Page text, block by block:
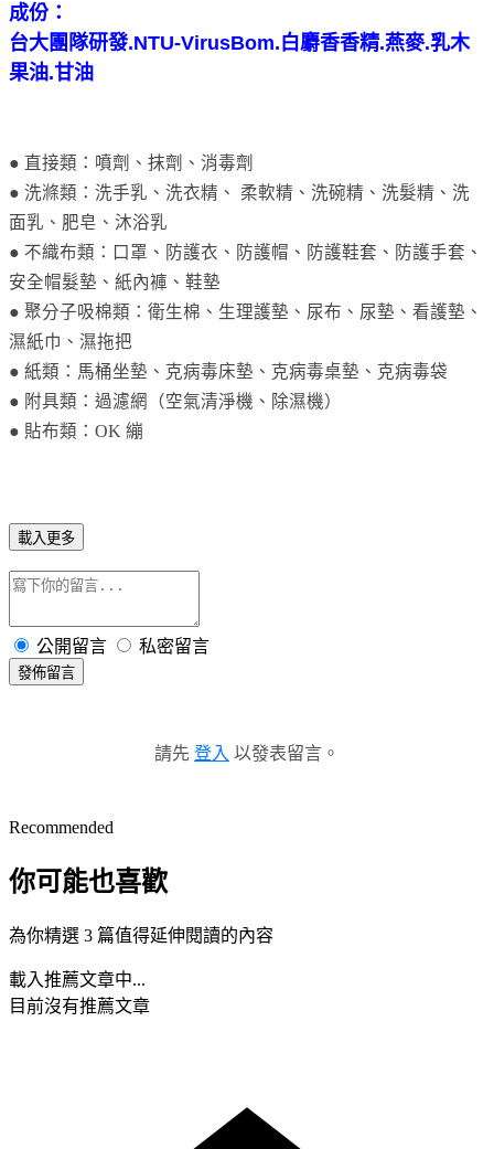
成份：
台大團隊研發.NTU-VirusBom.白麝香香精.燕麥.乳木
果油.甘油
● 直接類：噴劑、抹劑、消毒劑
● 洗滌類：洗手乳、洗衣精、 柔軟精、洗碗精、洗髮精、洗
面乳、肥皂、沐浴乳
● 不織布類：口罩、防護衣、防護帽、防護鞋套、防護手套、
安全帽髮墊、紙內褲、鞋墊
● 聚分子吸棉類：衛生棉、生理護墊、尿布、尿墊、看護墊、
濕紙巾、濕拖把
● 紙類：馬桶坐墊、克病毒床墊、克病毒桌墊、克病毒袋
● 附具類：過濾網（空氣清淨機、除濕機）
● 貼布類：OK 繃
載入更多
公開留言 私密留言
發佈留言
請先 登入 以發表留言。
Recommended
你可能也喜歡
為你精選 3 篇值得延伸閱讀的內容
載入推薦文章中...
目前沒有推薦文章